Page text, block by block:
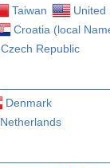
Taiwan
United
Croatia (local
Czech Republic
Denmark
Netherlands